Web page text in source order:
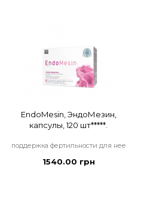
EndoMesin, ЭндоМезин,
капсулы, 120 шт*****.
поддержка фертильности для нее
1540.00 грн